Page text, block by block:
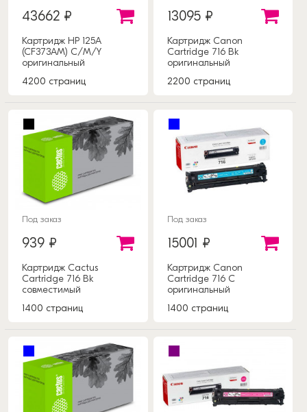
43662 ₽
Картридж HP 125A
(CF373AM) C/M/Y
оригинальный
4200 страниц
13095 ₽
Картридж Canon
Cartridge 716 Bk
оригинальный
2200 страниц
Под заказ
939 ₽
Картридж Cactus
Cartridge 716 Bk
совместимый
1400 страниц
Под заказ
15001 ₽
Картридж Canon
Cartridge 716 C
оригинальный
1400 страниц